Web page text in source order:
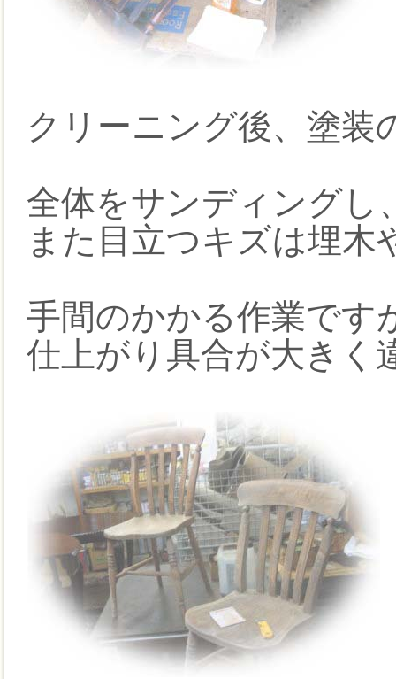
クリーニング後、塗装
全体をサンディングし
また目立つキズは埋木
手間のかかる作業です
仕上がり具合が大きく